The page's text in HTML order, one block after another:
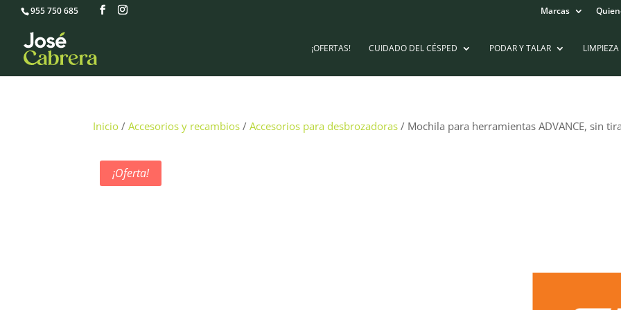
955 750 685 Marcas
¡OFERTAS! CUIDADO DEL CÉSPED PODAR Y TALAR LIMPIEZA
Inicio /Accesorios y recambios /Accesorios para desbrozadoras / Mochila para herramientas ADVANCE, sin
¡Oferta!